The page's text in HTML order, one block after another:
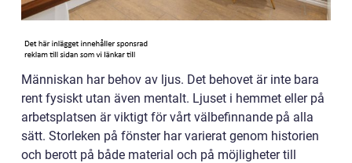
Människan har behov av ljus. Det behovet är inte bara
rent fysiskt utan även mentalt. Ljuset i hemmet eller på
arbetsplatsen är viktigt för vårt välbefinnande på alla
sätt. Storleken på fönster har varierat genom historien
och berott på både material och på möjligheter till